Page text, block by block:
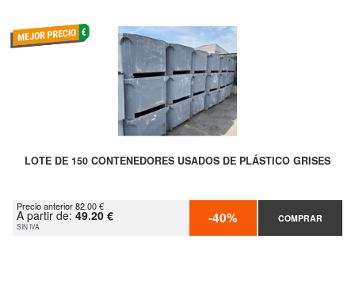
LOTE DE 150 CONTENEDORES USADOS DE PLÁSTICO GRISES
Precio anterior 82.00 €
A partir de: 49.20 €
SIN IVA -40% COMPRAR